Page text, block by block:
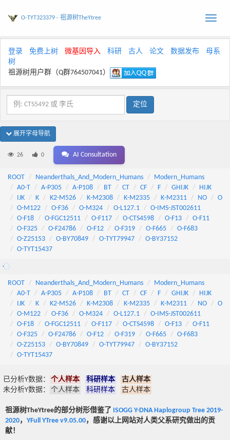
Toggle
O-TYT323379 - 祖源树TheYtree
登录 免费上树 微基因导入 科研 古人 论文 数据发布
母系
树
祖源树用户群（Q群764507041）
展开字母导航
26 0 AI Consultation
ROOT Neanderthals_And_Modern_Humans
Modern_Humans
A0-T
A-P305 A-P108 BT CT CF F GHIJK
HIJK
IJK
K K2-M526 K-M2308 K-M2335 K-M2311 NO
O
O-M122
O-F36 O-M324 O-L127.1
O-IMS-JST002611
O-F18
O-FGC12511 O-F117 O-CTS4598 O-F13
O-F11
O-F325
O-F24786 O-F12 O-F319 O-F665
O-F683
O-Z25153
O-BY70849 O-TYT79947
O-BY37152
O-TYT15437
ROOT Neanderthals_And_Modern_Humans
Modern_Humans
A0-T
A-P305 A-P108 BT CT CF F GHIJK
HIJK
IJK
K K2-M526 K-M2308 K-M2335 K-M2311 NO
O
O-M122
O-F36 O-M324 O-L127.1
O-IMS-JST002611
O-F18
O-FGC12511 O-F117 O-CTS4598 O-F13
O-F11
O-F325
O-F24786 O-F12 O-F319 O-F665
O-F683
O-Z25153
O-BY70849 O-TYT79947
O-BY37152
O-TYT15437
已分析Y数据： 个人样本 科研样本
古人样本
未分析Y数据：
个人样本 科研样本 古人样本
祖源树TheYtree的部分树形借鉴了 ISOGG Y-DNA Haplogroup Tree 2019-
2020， YFull YTree v9.05.00，感谢以上网站对人类父系研究做出的贡
献！